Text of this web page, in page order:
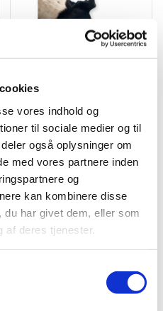
vores indhold og
til sociale medier og til
også oplysninger om
med vores partnere inden
og
kan kombinere disse
du har givet dem, eller som
af deres tjenester.
4011905349428
Snackbold, naturgummi
9cm
DKK 89,95
DKK 71,96 ekskl. moms
På lager